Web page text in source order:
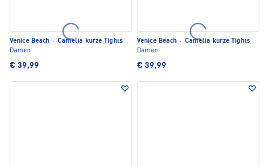
Venice Beach · Camelia kurze Tights
Damen
€ 39,99
Venice Beach · Camelia kurze Tights
Damen
€ 39,99